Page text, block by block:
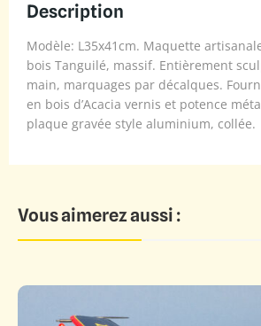
Description
Modèle: L35x41cm. Maquette
bois Tanguilé, massif. Entièrement
main, marquages par décalques.
en bois d’Acacia vernis et potence
plaque gravée style aluminium, collée.
Vous aimerez aussi :